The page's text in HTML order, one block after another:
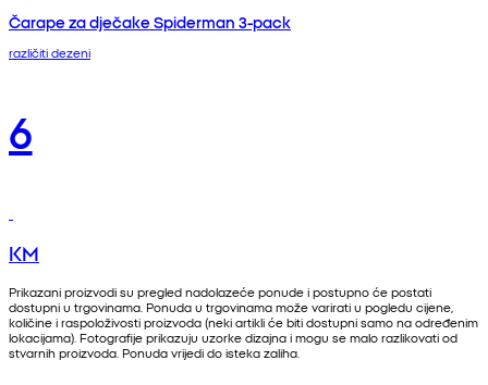
Čarape za dječake Spiderman 3-pack
različiti dezeni
6
KM
Prikazani proizvodi su pregled nadolazeće ponude i postupno će postati
dostupni u trgovinama. Ponuda u trgovinama može varirati u pogledu cijene,
količine i raspoloživosti proizvoda (neki artikli će biti dostupni samo na određenim
lokacijama). Fotografije prikazuju uzorke dizajna i mogu se malo razlikovati od
stvarnih proizvoda. Ponuda vrijedi do isteka zaliha.